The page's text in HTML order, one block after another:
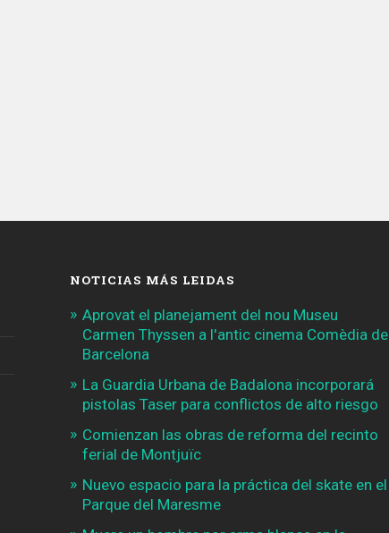
NOTICIAS MÁS LEIDAS
Aprovat el planejament del nou Museu
Carmen Thyssen a l'antic cinema Comèdia de
Barcelona
La Guardia Urbana de Badalona incorporará
pistolas Taser para conflictos de alto riesgo
Comienzan las obras de reforma del recinto
ferial de Montjuïc
Nuevo espacio para la práctica del skate en el
Parque del Maresme